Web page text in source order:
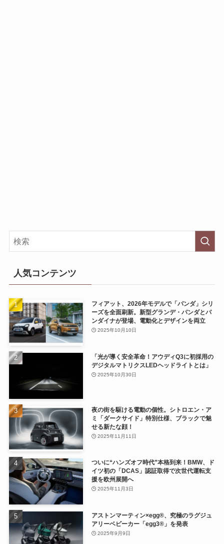
人気コンテンツ
フィアット、2026年モデルで「パンダ」シリ
ーズを全面刷新。新型グランデ・パンダとパ
ンダイナが登場、電動化とデザインを両立
2025年10月10日
「光が導く安全革命！アウディQ3に初採用の
デジタルマトリクスLEDヘッドライトとは」
2025年10月30日
夜の街を駆ける電動の個性。シトロエン・ア
ミ「ダークサイド」特別仕様、ブラックで魅
せる新たな顔！
2025年11月11日
ついに“ハンズオフ時代”本格到来！BMW、ド
イツ初の「DCAS」認証取得で次世代運転支
援を欧州展開へ
2025年11月3日
アストンマーティン×egg®、究極のラグジュ
アリーベビーカー「egg3®」を発表
2025年9月9日